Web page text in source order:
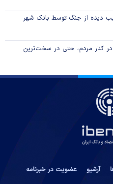
دیده از جنگ توسط بانک شهر
کنار مردم، حتی در سخت‌ترین
آرشیو عضویت در خبرنامه